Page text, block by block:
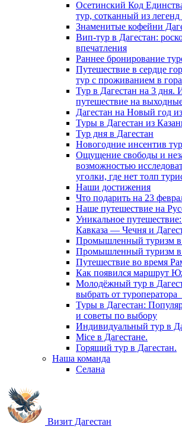
Осетинский Код
тур, сотканный из легенд
Знаменитые кофейни
Вип-тур в Дагестан:
впечатления
Раннее бронирование
Путешествие в сердце
тур с проживанием в
Тур в Дагестан на 3 дня.
путешествие на
Дагестан на Новый год
Туры в Дагестан из
Тур дня в Дагестан
Новогодние инсентив
Ощущение свободы и
возможностью
уголки, где нет толп
Наши достижения
Что подарить на 23
Наше путешествие на
Уникальное
Кавказа — Чечня и
Промышленный туризм в
Промышленный туризм в
Путешествие во время
Как появился маршрут
Молодёжный тур в
выбрать от
Туры в Дагестан:
и советы по выбору
Индивидуальный тур в
Mice в Дагестане.
Горящий тур в Дагестан.
Наша команда
Селана
Визит Дагестан